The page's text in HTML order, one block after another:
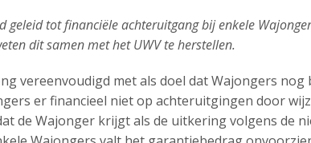
geleid tot financiële achteruitgang bij enkele
dit samen met het UWV te herstellen.
vereenvoudigd met als doel dat Wajongers
er financieel niet op achteruitgingen door
de Wajonger krijgt als de uitkering volgens de